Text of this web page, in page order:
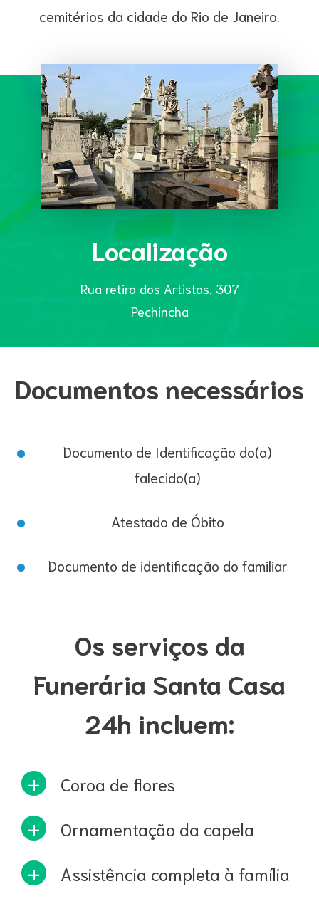
cemitérios da cidade do Rio de Janeiro.
Localização
Rua retiro dos Artistas, 307
Pechincha
Documentos necessários
Documento de Identificação do(a)
falecido(a)
Atestado de Óbito
Documento de identificação do familiar
Os serviços da
Funerária Santa Casa
24h incluem:
Coroa de flores
Ornamentação da capela
Assistência completa à família